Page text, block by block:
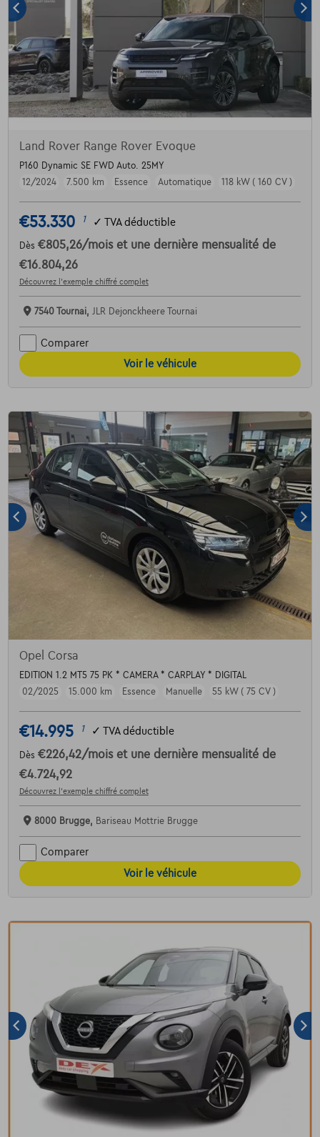
Land Rover Range Rover Evoque
P160 Dynamic SE FWD Auto. 25MY
12/2024
7.500 km Essence Automatique 118 kW ( 160 CV )
€53.330 1 ✓ TVA déductible
Dès €805,26/mois et une dernière mensualité de
€16.804,26
Découvrez l’exemple chiffré complet
7540 Tournai, JLR Dejonckheere Tournai
Comparer
Voir le véhicule
Opel Corsa
EDITION 1.2 MT5 75 PK * CAMERA * CARPLAY * DIGITAL
02/2025
15.000 km Essence Manuelle 55 kW ( 75 CV )
€14.995 1 ✓ TVA déductible
Dès €226,42/mois et une dernière mensualité de
€4.724,92
Découvrez l’exemple chiffré complet
8000 Brugge, Bariseau Mottrie Brugge
Comparer
Voir le véhicule